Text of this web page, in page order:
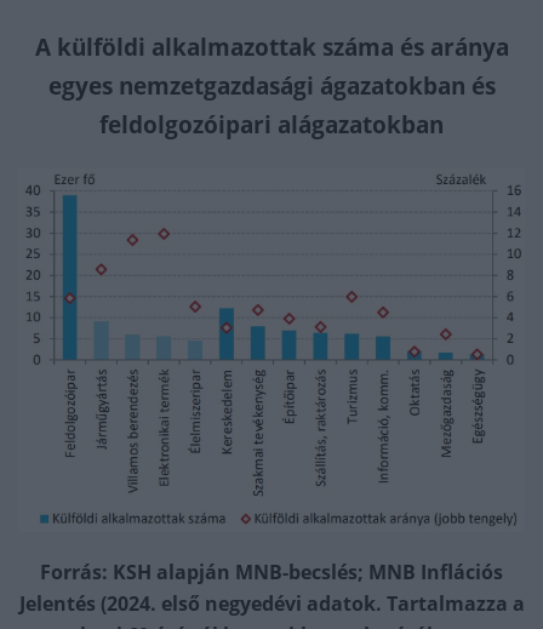
A külföldi alkalmazottak száma és aránya
egyes nemzetgazdasági ágazatokban és
feldolgozóipari alágazatokban
Forrás: KSH alapján MNB-becslés; MNB Inflációs
Jelentés (2024. első negyedévi adatok. Tartalmazza a